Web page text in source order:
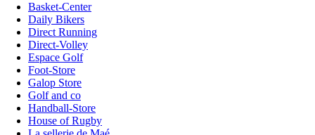
Basket-Center
Daily Bikers
Direct Running
Direct-Volley
Espace Golf
Foot-Store
Galop Store
Golf and co
Handball-Store
House of Rugby